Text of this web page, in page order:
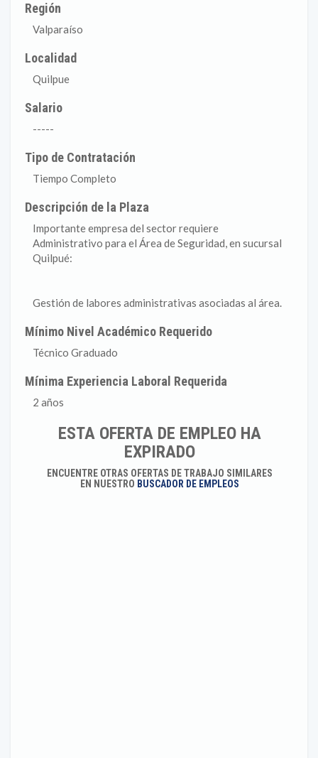
Región
Valparaíso
Localidad
Quilpue
Salario
-----
Tipo de Contratación
Tiempo Completo
Descripción de la Plaza
Importante empresa del sector requiere
Administrativo para el Área de Seguridad, en sucursal
Quilpué:
Gestión de labores administrativas asociadas al área.
Mínimo Nivel Académico Requerido
Técnico Graduado
Mínima Experiencia Laboral Requerida
2 años
ESTA OFERTA DE EMPLEO HA
EXPIRADO
ENCUENTRE OTRAS OFERTAS DE TRABAJO SIMILARES
EN NUESTRO BUSCADOR DE EMPLEOS